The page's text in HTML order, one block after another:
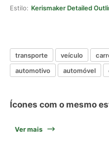
Estilo: Kerismaker Detailed
transporte veículo
automotivo
automóvel
Ícones com o mesmo
Ver mais